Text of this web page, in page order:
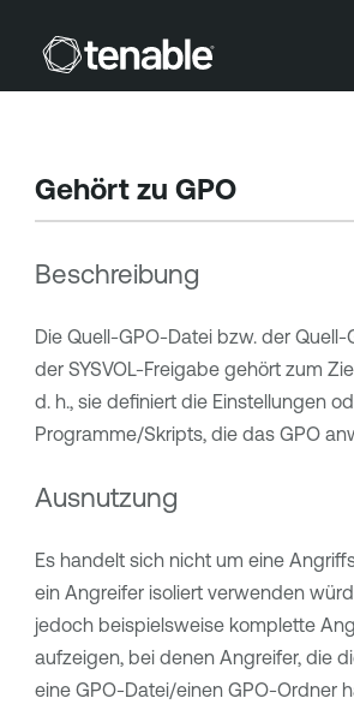
Zum Hauptinhalt
Gehört zu GPO
Beschreibung
Die Quell-GPO-Datei bzw. der Quell-
der SYSVOL-Freigabe gehört zum
d. h., sie definiert die Einstellungen
Programme/Skripts, die das GPO
Ausnutzung
Es handelt sich nicht um eine
ein Angreifer isoliert verwenden
jedoch beispielsweise komplette
aufzeigen, bei denen Angreifer, die
eine GPO-Datei/einen GPO-Ordner